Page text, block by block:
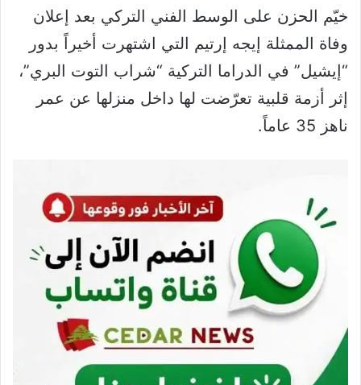
خيّم الحزن على الوسط الفني التركي بعد إعلان
وفاة الممثلة إيجه إرتيم التي اشتهرت أخيراً بدور
“إيشيل” في الدراما التركية “شراب التوت البري”،
إثر أزمة قلبية تعرّضت لها داخل منزلها عن عمر
ناهز 35 عاماً.